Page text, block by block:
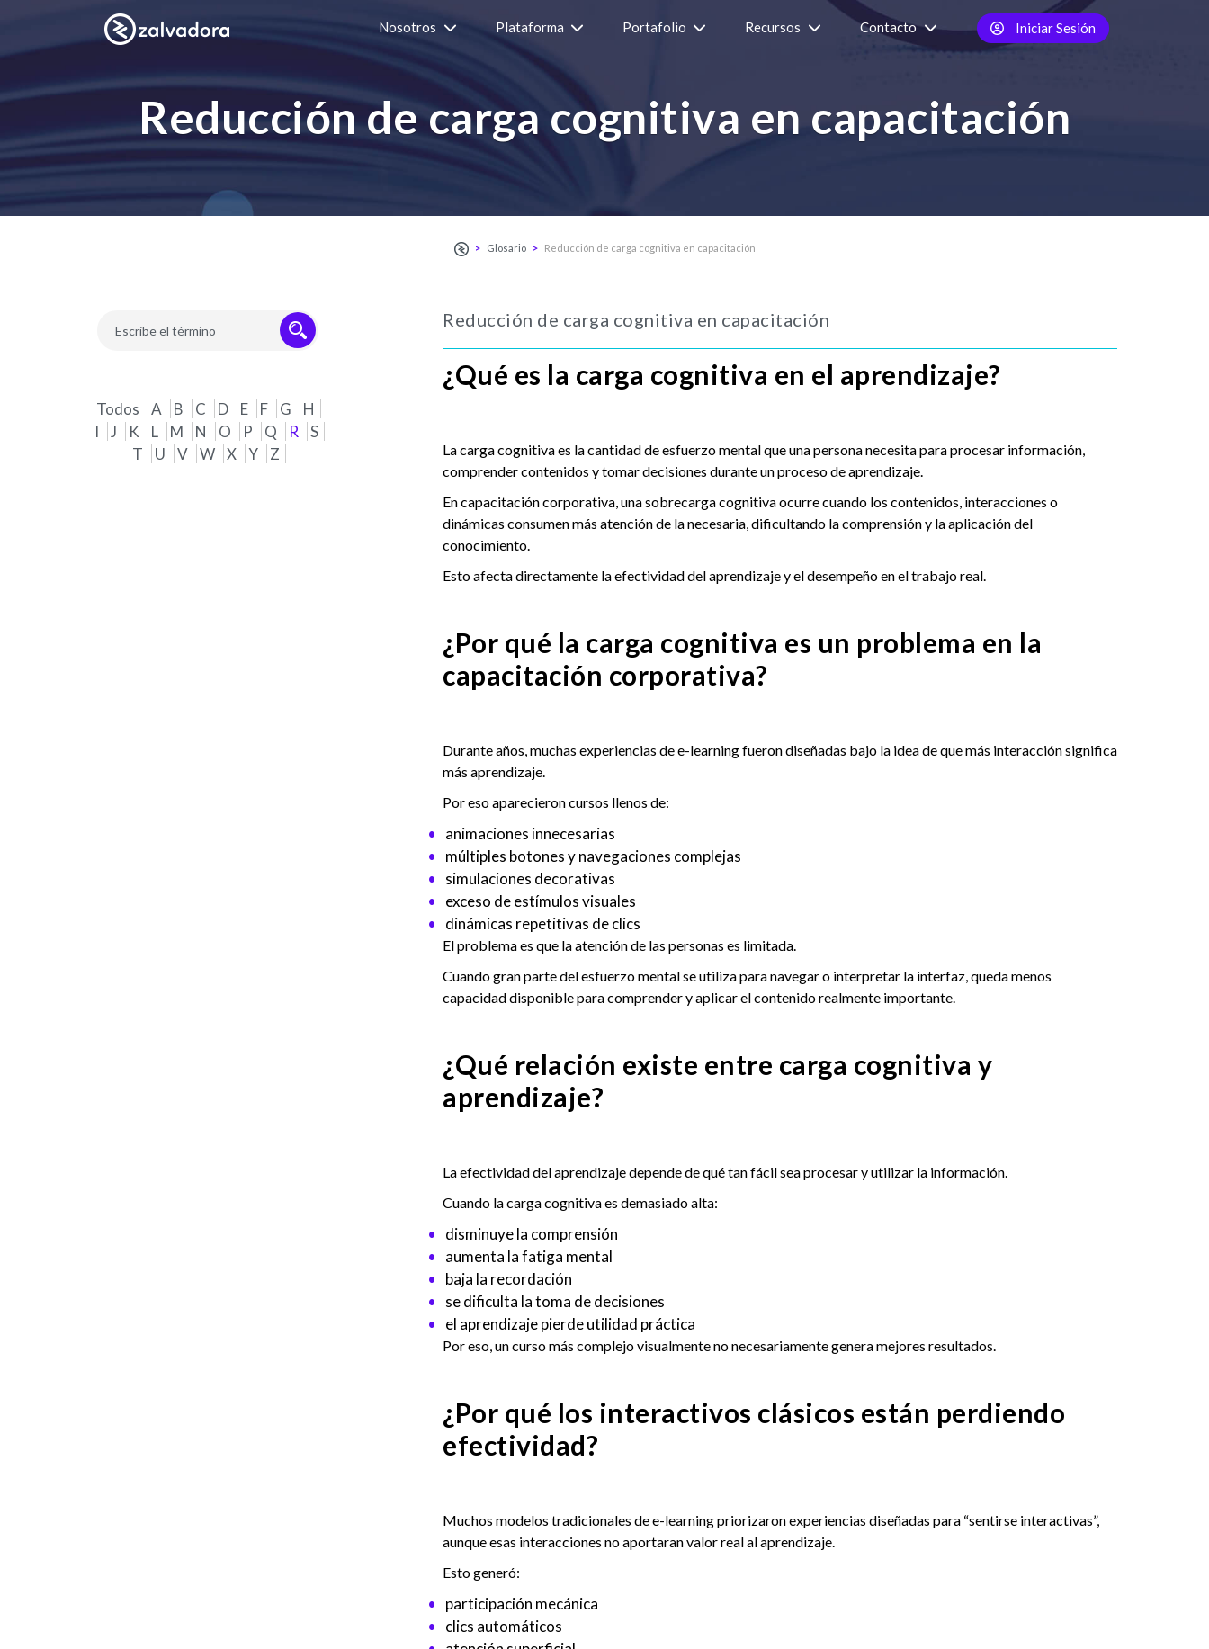
Nosotros Plataforma Portafolio Recursos Contacto Iniciar Sesión
Reducción de carga cognitiva en capacitación
Glosario Reducción de carga cognitiva en capacitación
Todos A B C D E F G
H
I
J K L M N O P Q R
S
T
U V W X Y Z
Reducción de carga cognitiva en capacitación
¿Qué es la carga cognitiva en el aprendizaje?
La carga cognitiva es la cantidad de esfuerzo mental que una persona necesita para procesar información,
comprender contenidos y tomar decisiones durante un proceso de aprendizaje.
En capacitación corporativa, una sobrecarga cognitiva ocurre cuando los contenidos, interacciones o
dinámicas consumen más atención de la necesaria, dificultando la comprensión y la aplicación del
conocimiento.
Esto afecta directamente la efectividad del aprendizaje y el desempeño en el trabajo real.
¿Por qué la carga cognitiva es un problema en la
capacitación corporativa?
Durante años, muchas experiencias de e-learning fueron diseñadas bajo la idea de que más interacción significa
más aprendizaje.
Por eso aparecieron cursos llenos de:
animaciones innecesarias
múltiples botones y navegaciones complejas
simulaciones decorativas
exceso de estímulos visuales
dinámicas repetitivas de clics
El problema es que la atención de las personas es limitada.
Cuando gran parte del esfuerzo mental se utiliza para navegar o interpretar la interfaz, queda menos
capacidad disponible para comprender y aplicar el contenido realmente importante.
¿Qué relación existe entre carga cognitiva y
aprendizaje?
La efectividad del aprendizaje depende de qué tan fácil sea procesar y utilizar la información.
Cuando la carga cognitiva es demasiado alta:
disminuye la comprensión
aumenta la fatiga mental
baja la recordación
se dificulta la toma de decisiones
el aprendizaje pierde utilidad práctica
Por eso, un curso más complejo visualmente no necesariamente genera mejores resultados.
¿Por qué los interactivos clásicos están perdiendo
efectividad?
Muchos modelos tradicionales de e-learning priorizaron experiencias diseñadas para “sentirse interactivas”,
aunque esas interacciones no aportaran valor real al aprendizaje.
Esto generó:
participación mecánica
clics automáticos